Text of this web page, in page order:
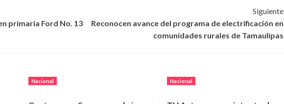
primaria Ford No. 13
Siguiente
Reconocen avance del programa de electrificación en
comunidades rurales de Tamaulipas
Nacional Nacional